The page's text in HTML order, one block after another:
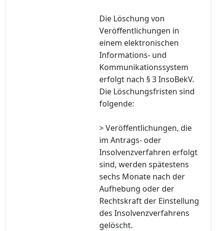
Die Löschung von
Veröffentlichungen in
einem elektronischen
Informations- und
Kommunikationssystem
erfolgt nach § 3 InsoBekV.
Die Löschungsfristen sind
folgende:
> Veröffentlichungen, die
im Antrags- oder
Insolvenzverfahren erfolgt
sind, werden spätestens
sechs Monate nach der
Aufhebung oder der
Rechtskraft der Einstellung
des Insolvenzverfahrens
gelöscht.